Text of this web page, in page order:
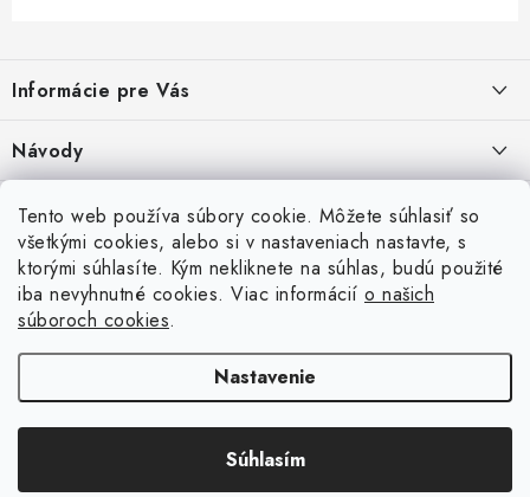
Tento web používa súbory cookie. Môžete súhlasiť so
všetkými cookies, alebo si v nastaveniach nastavte, s
ktorými súhlasíte. Kým nekliknete na súhlas, budú použité
iba nevyhnutné cookies. Viac informácií o našich
súboroch cookies.
Nastavenie
Súhlasím
p
ä
t
Informácie pre Vás
Garancia najnižšej ceny
Obchodné podmienky
Podmienky ochrany osobných údajov
Súbory cookies
Návody
10.9.2024
Návod na osadenie fólie proti burine pod plot
6.9.2023
Návod na vyškárovanie betónového plotu
Návod na montáž betónového plotu
Overené zákazníkmi
Prijímame online platby
Betónové ploty
PletivovePloty.sk. Všetky práva vyhradené.